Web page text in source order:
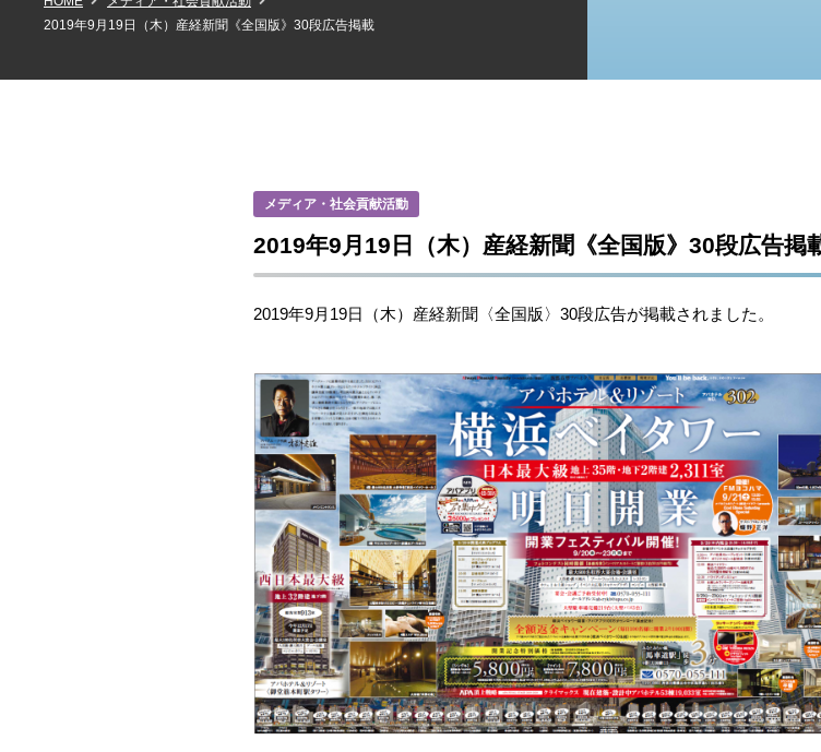
2019年9月19日（木）産経新聞《全国版》30段広告掲載
メディア・社会貢献活動
2019年9月19日（木）産経新聞《全国版》30段広告掲
2019年9月19日（木）産経新聞〈全国版〉30段広告が掲載されました。